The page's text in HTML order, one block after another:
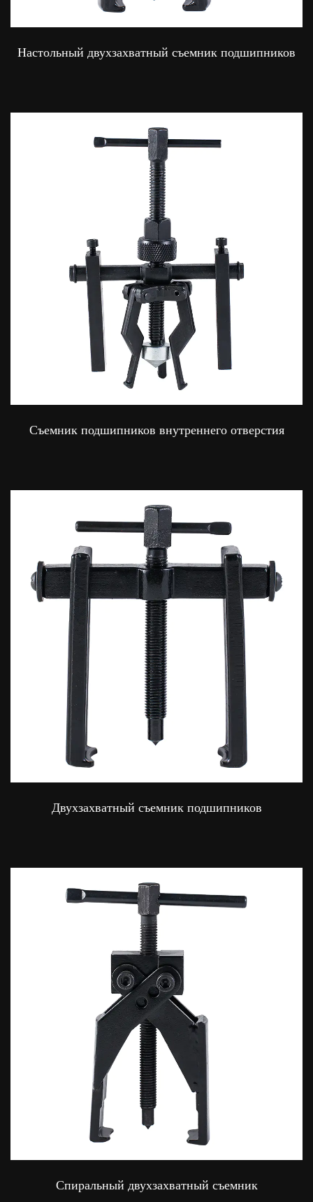
Настольный двухзахватный съемник подшипников
Съемник подшипников внутреннего отверстия
Двухзахватный съемник подшипников
Спиральный двухзахватный съемник